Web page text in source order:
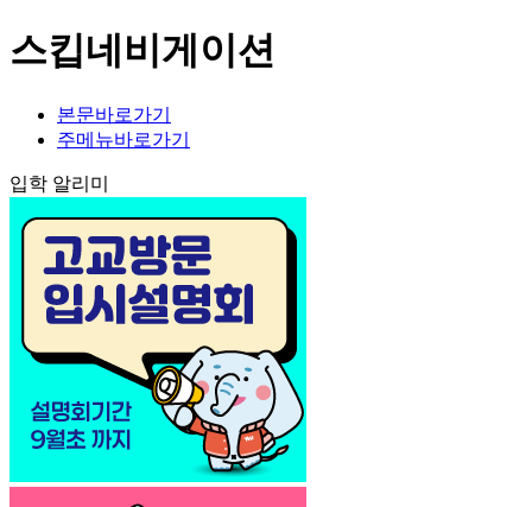
스킵네비게이션
본문바로가기
주메뉴바로가기
입학 알리미